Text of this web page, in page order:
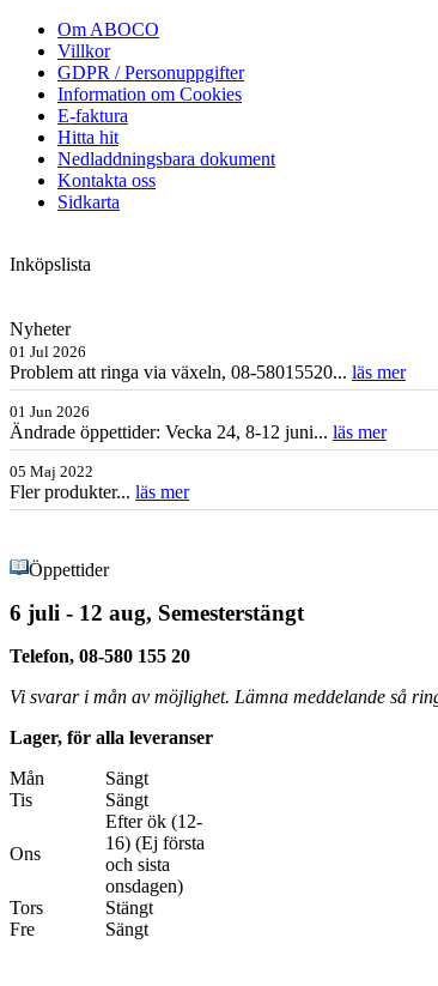
Om ABOCO
Villkor
GDPR / Personuppgifter
Information om Cookies
E-faktura
Hitta hit
Nedladdningsbara dokument
Kontakta oss
Sidkarta
Inköpslista
Nyheter
01 Jul 2026
Problem att ringa via växeln, 08-58015520... läs mer
01 Jun 2026
Ändrade öppettider: Vecka 24, 8-12 juni... läs mer
05 Maj 2022
Fler produkter... läs mer
Öppettider
6 juli - 12 aug, Semesterstängt
Telefon, 08-580 155 20
Vi svarar i mån av möjlighet. Lämna meddelande så
Lager, för alla leveranser
Mån
Sängt
Tis
Sängt
Ons
Efter ök (12-
16) (Ej första
och sista
onsdagen)
Tors
Stängt
Fre
Sängt